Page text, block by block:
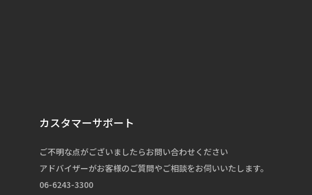
カスタマーサポート
ご不明な点がございましたらお問い合わせください
アドバイザーがお客様のご質問やご相談をお伺いいたします。
06-6243-3300